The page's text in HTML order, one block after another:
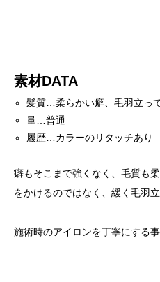
素材DATA
髪質…柔らかい癖、毛羽立っ
量…普通
履歴…カラーのリタッチあり
癖もそこまで強くなく、毛質も
をかけるのではなく、緩く毛羽
施術時のアイロンを丁寧にする